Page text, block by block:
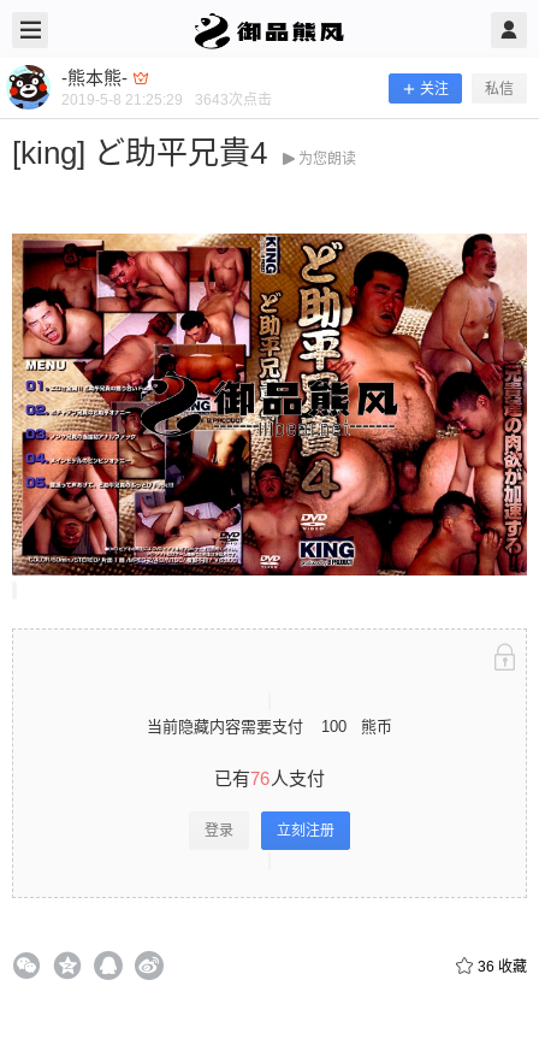
-熊本熊-
2019-5-8 21:25:29 3643次点击
关注 私信
[king] ど助平兄貴4 为您朗读
当前隐藏内容需要支付 100 熊币
已有76人支付
登录 立刻注册
36 收藏
-熊本熊- @ 御品熊风 2019/5/08
[king] ど助平兄貴4
当前隐藏内容需要支付100熊币 已有76人支付 登录
立刻注册 0 收藏
扫描二维码继续阅读